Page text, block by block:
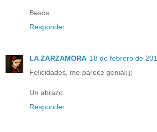
Besos
Responder
LA ZARZAMORA 18 de febrero de
Felicidades, me parece genial¡¡¡
Un abrazo.
Responder